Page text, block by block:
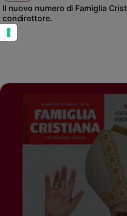
Il nuovo numero di Famiglia
condirettore.